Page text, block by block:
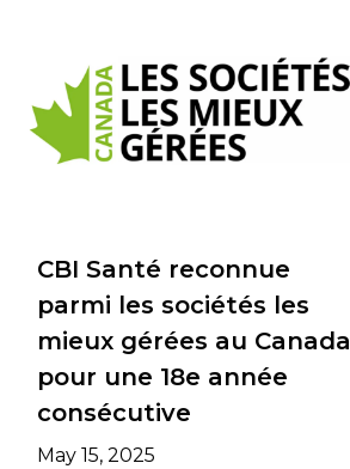
CBI Santé reconnue
parmi les sociétés les
mieux gérées au Canada
pour une 18e année
consécutive
May 15, 2025